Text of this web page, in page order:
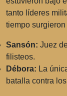
tanto líderes
tiempo
Sansón: Juez
filisteos.
Débora: La
batalla contra